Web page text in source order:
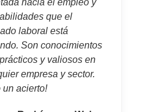
hacia el empleo y
que el
laboral está
Son conocimientos
y valiosos en
empresa y sector.
un acierto!